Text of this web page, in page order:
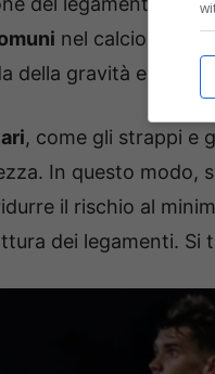
nel calcio. Il
della gravità e della
, come gli strappi e
In questo modo,
il rischio al
dei legamenti.